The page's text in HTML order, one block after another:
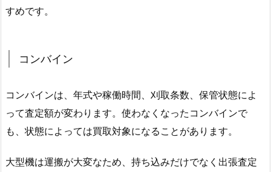
すめです。
コンバイン
コンバインは、年式や稼働時間、刈取条数、保管状態によ
って査定額が変わります。使わなくなったコンバインで
も、状態によっては買取対象になることがあります。
大型機は運搬が大変なため、持ち込みだけでなく出張査定